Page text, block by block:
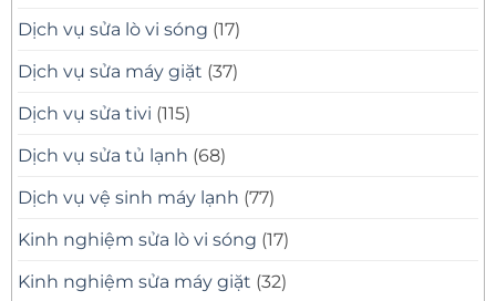
Dịch vụ sửa lò vi sóng (17)
Dịch vụ sửa máy giặt (37)
Dịch vụ sửa tivi (115)
Dịch vụ sửa tủ lạnh (68)
Dịch vụ vệ sinh máy lạnh (77)
Kinh nghiệm sửa lò vi sóng (17)
Kinh nghiệm sửa máy giặt (32)